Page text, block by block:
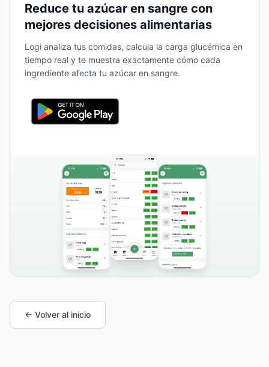
Reduce tu azúcar en sangre con
mejores decisiones alimentarias
Logi analiza tus comidas, calcula la carga glucémica en
tiempo real y te muestra exactamente cómo cada
ingrediente afecta tu azúcar en sangre.
← Volver al inicio